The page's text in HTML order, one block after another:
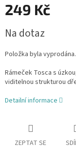
249 Kč
cena:
Na dotaz
Položka byla
Rámeček Tosca s
viditelnou strukturou
Detailní informace
ZEPTAT SE